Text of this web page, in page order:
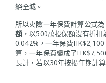
絕全城。
所以火險一年保費計算公式為
額 ，以500萬投保額沒有折
0.042%，一年保費
算，一年保費變成了
長計，若以30年按揭年期計